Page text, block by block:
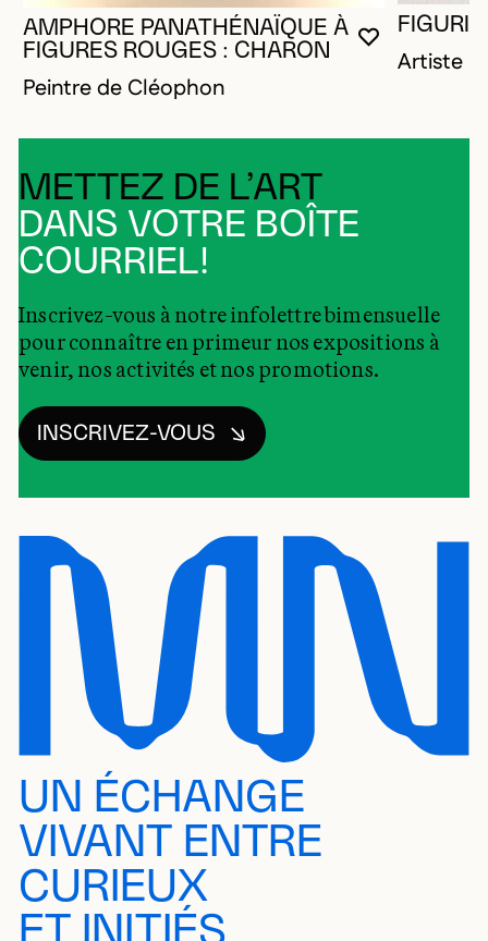
VOUS
FERMER
OUVRIR LA
AMPHORE PANATHÉNAÏQUE À
FIGURES ROUGES : CHARON
Peintre de Cléophon
Artiste
METTEZ DE L’ART
DANS VOTRE BOÎTE
COURRIEL!
Inscrivez-vous à notre infolettre bimensuelle
pour connaître en primeur nos expositions à
venir, nos activités et nos promotions.
INSCRIVEZ-VOUS
UN ÉCHANGE
VIVANT ENTRE
CURIEUX
ET INITIÉS